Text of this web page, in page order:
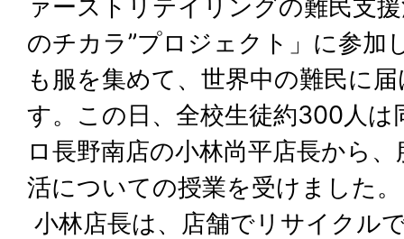
ァーストリテイリングの難民支
のチカラ”プロジェクト」に参加
も服を集めて、世界中の難民に
す。この日、全校生徒約300人は
ロ長野南店の小林尚平店長から
活についての授業を受けました。
小林店長は、店舗でリサイクル